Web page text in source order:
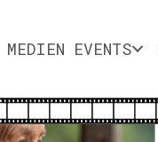
MEDIEN EVENTS